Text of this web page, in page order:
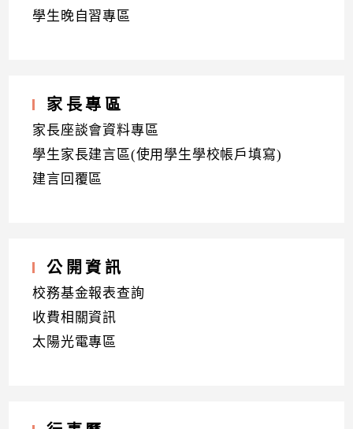
學生晚自習專區
家長專區
家長座談會資料專區
學生家長建言區(使用學生學校帳戶填寫)
建言回覆區
公開資訊
校務基金報表查詢
收費相關資訊
太陽光電專區